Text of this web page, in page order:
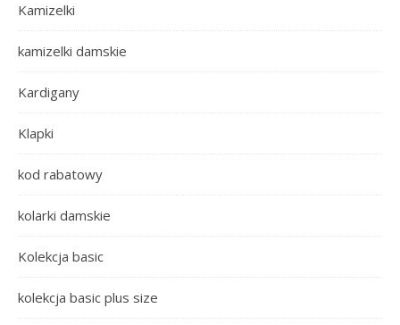
Kamizelki
kamizelki damskie
Kardigany
Klapki
kod rabatowy
kolarki damskie
Kolekcja basic
kolekcja basic plus size